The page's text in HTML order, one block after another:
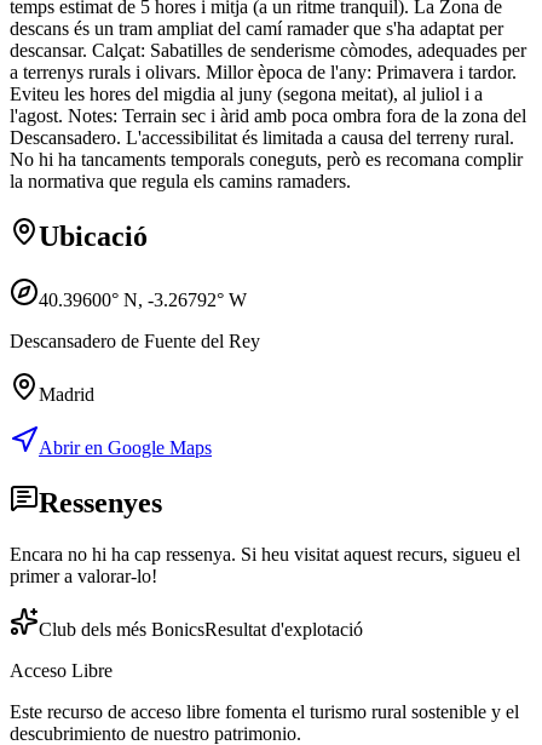
temps estimat de 5 hores i mitja (a un ritme tranquil). La Zona de
descans és un tram ampliat del camí ramader que s'ha adaptat per
descansar. Calçat: Sabatilles de senderisme còmodes, adequades per
a terrenys rurals i olivars. Millor època de l'any: Primavera i tardor.
Eviteu les hores del migdia al juny (segona meitat), al juliol i a
l'agost. Notes: Terrain sec i àrid amb poca ombra fora de la zona del
Descansadero. L'accessibilitat és limitada a causa del terreny rural.
No hi ha tancaments temporals coneguts, però es recomana complir
la normativa que regula els camins ramaders.
Ubicació
40.39600° N, -3.26792° W
Descansadero de Fuente del Rey
Madrid
Abrir en Google Maps
Ressenyes
Encara no hi ha cap ressenya. Si heu visitat aquest recurs, sigueu el
primer a valorar-lo!
Club dels més BonicsResultat d'explotació
Acceso Libre
Este recurso de acceso libre fomenta el turismo rural sostenible y el
descubrimiento de nuestro patrimonio.